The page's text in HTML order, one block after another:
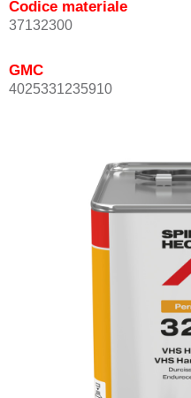
Codice materiale
37132300
GMC
4025331235910